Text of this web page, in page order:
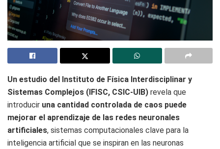
Un estudio del Instituto de Física Interdisciplinar y
Sistemas Complejos (IFISC, CSIC-UIB) revela que
introducir una cantidad controlada de caos puede
mejorar el aprendizaje de las redes neuronales
artificiales, sistemas computacionales clave para la
inteligencia artificial que se inspiran en las neuronas